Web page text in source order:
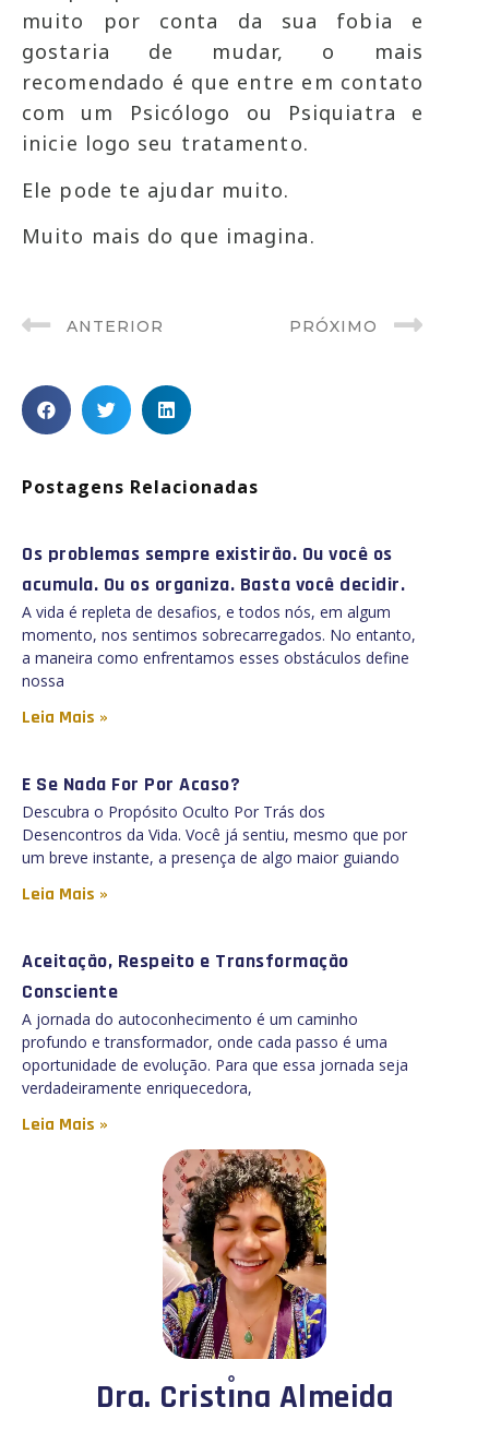
muito por conta da sua fobia e
gostaria de mudar, o mais
recomendado é que entre em contato
com um Psicólogo ou Psiquiatra e
inicie logo seu tratamento.
Ele pode te ajudar muito.
Muito mais do que imagina.
ANTERIOR PRÓXIMO
Postagens Relacionadas
Os problemas sempre existirão. Ou você os
acumula. Ou os organiza. Basta você decidir.
A vida é repleta de desafios, e todos nós, em algum
momento, nos sentimos sobrecarregados. No entanto,
a maneira como enfrentamos esses obstáculos define
nossa
Leia Mais »
E Se Nada For Por Acaso?
Descubra o Propósito Oculto Por Trás dos
Desencontros da Vida. Você já sentiu, mesmo que por
um breve instante, a presença de algo maior guiando
Leia Mais »
Aceitação, Respeito e Transformação
Consciente
A jornada do autoconhecimento é um caminho
profundo e transformador, onde cada passo é uma
oportunidade de evolução. Para que essa jornada seja
verdadeiramente enriquecedora,
Leia Mais »
Dra. Cristı̊na Almeida